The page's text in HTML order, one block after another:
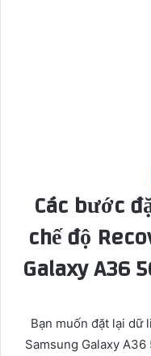
Các bước
chế độ
Galaxy A36
Bạn muốn đặt lại dữ
Samsung Galaxy